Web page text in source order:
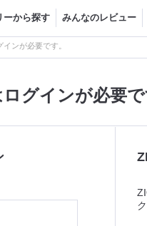
ーから探す みんなのレビュー
インが必要です。
グインが必要で